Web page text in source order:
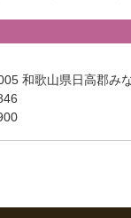
和歌山県日高郡み